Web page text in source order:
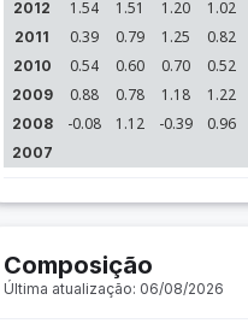
2012 1.54 1.51 1.20 1.02
2011 0.39 0.79 1.25 0.82
2010 0.54 0.60 0.70 0.52
2009 0.88 0.78 1.18 1.22
2008 -0.08 1.12 -0.39 0.96
2007
Composição
Última atualização: 06/08/2026